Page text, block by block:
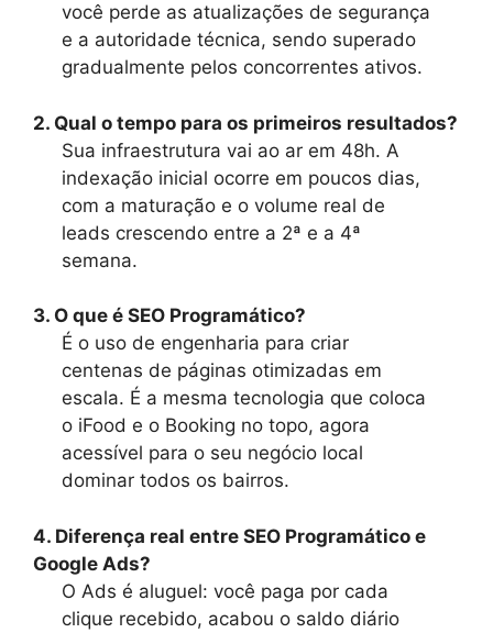
você perde as atualizações de segurança
e a autoridade técnica, sendo superado
gradualmente pelos concorrentes ativos.
2. Qual o tempo para os primeiros resultados?
Sua infraestrutura vai ao ar em 48h. A
indexação inicial ocorre em poucos dias,
com a maturação e o volume real de
leads crescendo entre a 2ª e a 4ª
semana.
3. O que é SEO Programático?
É o uso de engenharia para criar
centenas de páginas otimizadas em
escala. É a mesma tecnologia que coloca
o iFood e o Booking no topo, agora
acessível para o seu negócio local
dominar todos os bairros.
4. Diferença real entre SEO Programático e
Google Ads?
O Ads é aluguel: você paga por cada
clique recebido, acabou o saldo diário